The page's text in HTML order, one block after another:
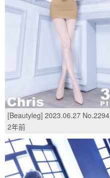
[Beautyleg] 2023.06.27 No.2294
Chris/(37P)
2年前